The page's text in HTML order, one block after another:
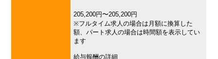
205,200円〜205,200円
※フルタイム求人の場合は月額に換算した
額、パート求人の場合は時間額を表示してい
ます
給与報酬の詳細